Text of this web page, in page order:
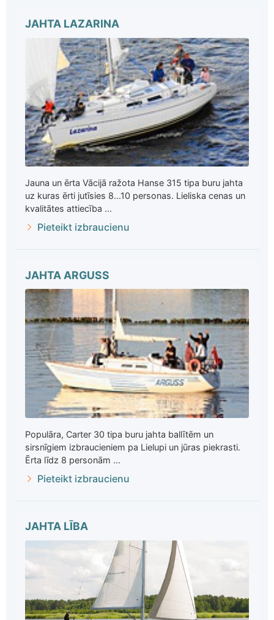
JAHTA LAZARINA
Jauna un ērta Vācijā ražota Hanse 315 tipa buru jahta
uz kuras ērti jutīsies 8...10 personas. Lieliska cenas un
kvalitātes attiecība ...
Pieteikt izbraucienu
JAHTA ARGUSS
Populāra, Carter 30 tipa buru jahta ballītēm un
sirsnīgiem izbraucieniem pa Lielupi un jūras piekrasti.
Ērta līdz 8 personām ...
Pieteikt izbraucienu
JAHTA LĪBA